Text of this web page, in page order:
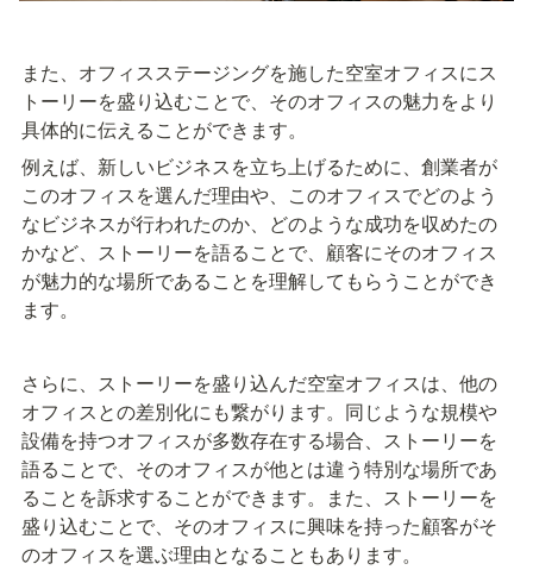
また、オフィスステージングを施した空室オフィスにス
トーリーを盛り込むことで、そのオフィスの魅力をより
具体的に伝えることができます。
例えば、新しいビジネスを立ち上げるために、創業者が
このオフィスを選んだ理由や、このオフィスでどのよう
なビジネスが行われたのか、どのような成功を収めたの
かなど、ストーリーを語ることで、顧客にそのオフィス
が魅力的な場所であることを理解してもらうことができ
ます。
さらに、ストーリーを盛り込んだ空室オフィスは、他の
オフィスとの差別化にも繋がります。同じような規模や
設備を持つオフィスが多数存在する場合、ストーリーを
語ることで、そのオフィスが他とは違う特別な場所であ
ることを訴求することができます。また、ストーリーを
盛り込むことで、そのオフィスに興味を持った顧客がそ
のオフィスを選ぶ理由となることもあります。